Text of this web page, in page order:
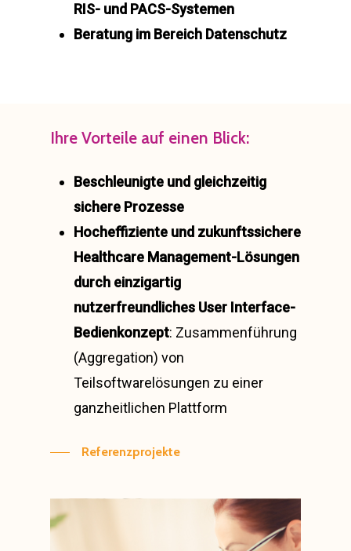
RIS- und PACS-Systemen
Beratung im Bereich Datenschutz
Ihre Vorteile auf einen Blick:
Beschleunigte und gleichzeitig
sichere Prozesse
Hocheffiziente und zukunftssichere
Healthcare Management-Lösungen
durch einzigartig
nutzerfreundliches User Interface-
Bedienkonzept: Zusammenführung
(Aggregation) von
Teilsoftwarelösungen zu einer
ganzheitlichen Plattform
Referenzprojekte